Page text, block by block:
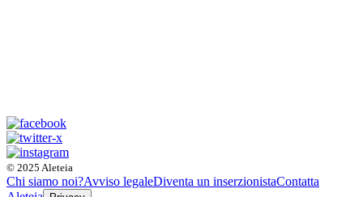
© 2025 Aleteia
Chi siamo noi?Avviso legaleDiventa un inserzionistaContatta